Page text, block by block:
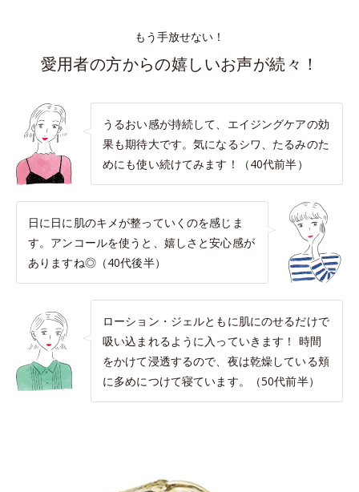
もう手放せない！
愛用者の方からの嬉しいお声が続々！
うるおい感が持続して、エイジングケアの効
果も期待大です。気になるシワ、たるみのた
めにも使い続けてみます！（40代前半）
日に日に肌のキメが整っていくのを感じま
す。アンコールを使うと、嬉しさと安心感が
ありますね◎（40代後半）
ローション・ジェルともに肌にのせるだけで
吸い込まれるように入っていきます！ 時間
をかけて浸透するので、夜は乾燥している頬
に多めにつけて寝ています。（50代前半）